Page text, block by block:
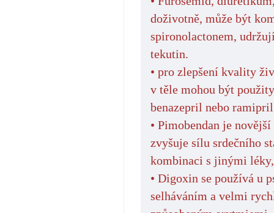
doživotně, může být
spironolactonem,
tekutin.
• pro zlepšení kvality
v těle mohou být
benazepril nebo
• Pimobendan je
zvyšuje sílu srdečního
kombinaci s jinými
• Digoxin se používá u
selháváním a velmi